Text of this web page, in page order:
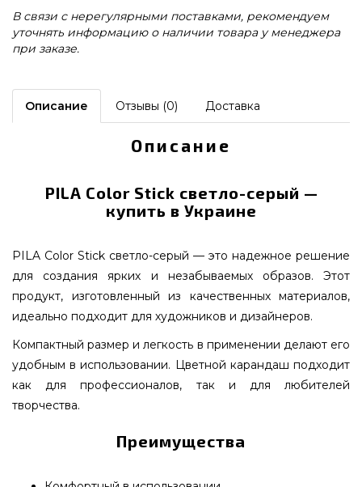
В связи с нерегулярными поставками, рекомендуем
уточнять информацию о наличии товара у менеджера
при заказе.
Описание Отзывы (0) Доставка
Описание
PILA Color Stick светло-серый —
купить в Украине
PILA Color Stick светло-серый — это надежное решение
для создания ярких и незабываемых образов. Этот
продукт, изготовленный из качественных материалов,
идеально подходит для художников и дизайнеров.
Компактный размер и легкость в применении делают его
удобным в использовании. Цветной карандаш подходит
как для профессионалов, так и для любителей
творчества.
Преимущества